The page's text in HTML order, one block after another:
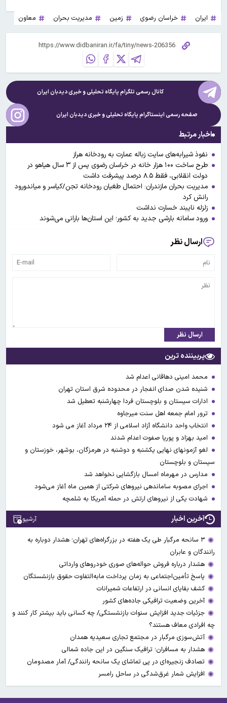
ایران خراسان رضوی زمین مدیریت بحران معاون
کانال رسمی تلگرام پایگاه تحلیلی و خبریدیدبان ایران
صفحه رسمی اینستاگرام پایگاه تحلیلی و خبریدیدبان ایران
اخبار مرتبط
نفوذ شیرابه‌های سایت زباله عمارت به رودخانه هراز
طرح ساخت ۱۰۰ هزار خانه در خراسان رضوی پس از ۳ سال هیاهو در
دولت انقلابی، فقط ۸.۵ درصد پیشرفت داشت
مدیریت بحران مازندران: احتمال طغیان رودخانه تجن/کیاسر و میاندورود
رانش کرد
زلزله نایبند خسارت نداشت
ورود سامانه بارشی جدید به کشور؛ این استان‌ها بارانی می‌شوند
ارسال نظر
ارسال نظر
پربیننده ترین
محمد امینی دهاقانی اعدام شد
شنیده شدن صدای انفجار در محدوده شرق استان تهران
ادارات سیستان و بلوچستان فردا چهارشنبه تعطیل شد
ترور امام جمعه اهل سنت میرجاوه
انتخاب واحد دانشگاه آزاد اسلامی از ۲۴ مرداد آغاز می شود
امید بهزاد و پوریا صفوت اعدام شدند
لغو آزمونهای نهایی یکشنبه و دوشنبه در هرمزگان، بوشهر، خوزستان و
سیستان و بلوچستان
مدارس در مهرماه امسال بازگشایی نخواهد شد
اجرای مصوبه ساماندهی نیرو‌های شرکتی از همین ماه آغاز می‌شود
شهادت یکی از نیروهای ارتش در حمله آمریکا به شلمچه
آخرین اخبار آرشیو
۳ سانحه مرگبار طی یک هفته در بزرگراه‌های تهران؛ هشدار دوباره به
رانندگان و عابران
هشدار درباره فروش حواله‌های صوری خودروهای وارداتی
پاسخ تأمین‌اجتماعی به زمان پرداخت مابه‌التفاوت حقوق بازنشستگان
کشف بقایای انسانی در ارتفاعات شمیرانات
آخرین وضعیت ترافیکی جاده‌های کشور
جزئیات جدید افزایش سنوات بازنشستگی/ چه کسانی باید بیشتر کار کنند و
چه افرادی معاف هستند؟
آتش‌سوزی مرگبار در مجتمع تجاری سعیدیه همدان
هشدار به مسافران؛ ترافیک سنگین در این جاده شمالی
تصادف زنجیره‌ای در پی تماشای یک سانحه رانندگی/ آمار مصدومان
افزایش شمار غرق‌شدگی در ساحل رامسر